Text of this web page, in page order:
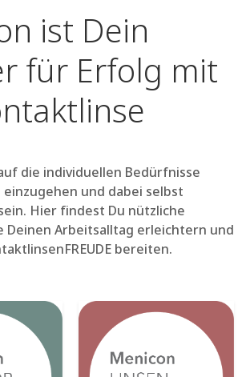
ist Dein
für Erfolg mit
die individuellen Bedürfnisse
und dabei selbst
Hier findest Du nützliche
Deinen Arbeitsalltag erleichtern und
bereiten.